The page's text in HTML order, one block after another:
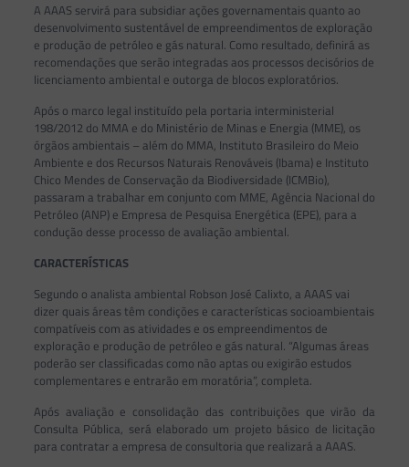
A AAAS servirá para subsidiar ações governamentais quanto ao
desenvolvimento sustentável de empreendimentos de exploração
e produção de petróleo e gás natural. Como resultado, definirá as
recomendações que serão integradas aos processos decisórios de
licenciamento ambiental e outorga de blocos exploratórios.
Após o marco legal instituído pela portaria interministerial
198/2012 do MMA e do Ministério de Minas e Energia (MME), os
órgãos ambientais – além do MMA, Instituto Brasileiro do Meio
Ambiente e dos Recursos Naturais Renováveis (Ibama) e Instituto
Chico Mendes de Conservação da Biodiversidade (ICMBio),
passaram a trabalhar em conjunto com MME, Agência Nacional do
Petróleo (ANP) e Empresa de Pesquisa Energética (EPE), para a
condução desse processo de avaliação ambiental.
CARACTERÍSTICAS
Segundo o analista ambiental Robson José Calixto, a AAAS vai
dizer quais áreas têm condições e características socioambientais
compatíveis com as atividades e os empreendimentos de
exploração e produção de petróleo e gás natural. “Algumas áreas
poderão ser classificadas como não aptas ou exigirão estudos
complementares e entrarão em moratória”, completa.
Após avaliação e consolidação das contribuições que virão da
Consulta Pública, será elaborado um projeto básico de licitação
para contratar a empresa de consultoria que realizará a AAAS.